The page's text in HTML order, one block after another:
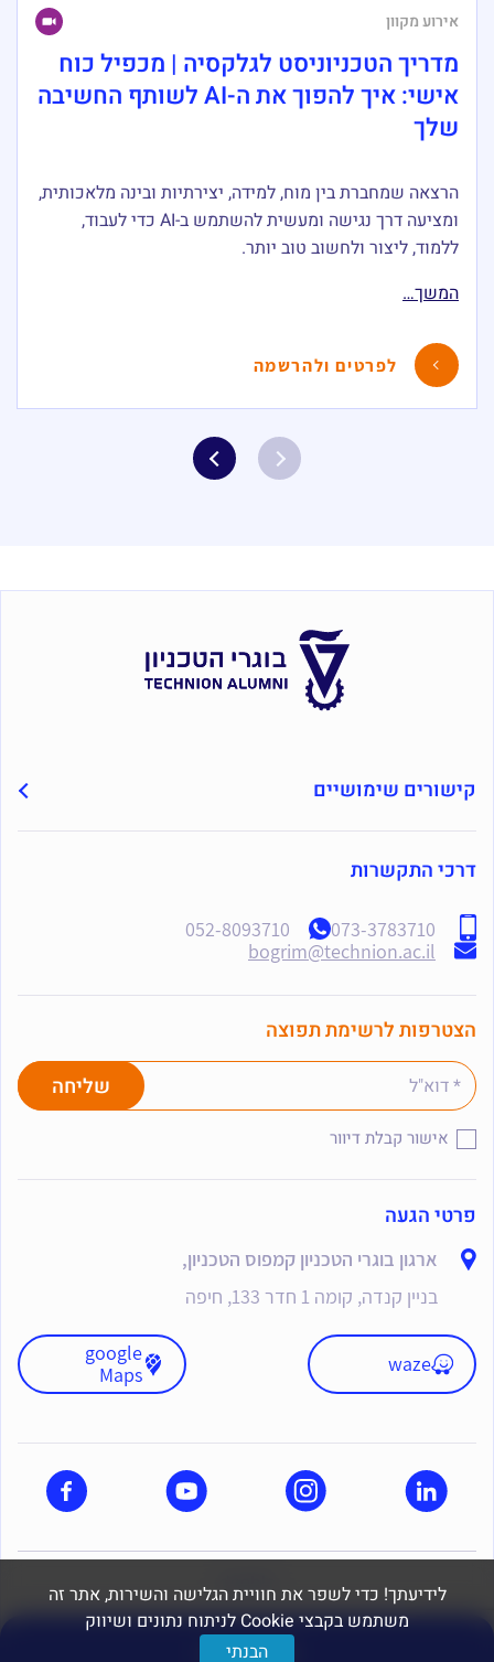
אירוע מקוון
מדריך הטכניוניסט לגלקסיה | מכפיל כוח
אישי: איך להפוך את ה-AI לשותף החשיבה
שלך
הרצאה שמחברת בין מוח, למידה, יצירתיות ובינה מלאכותית,
ומציעה דרך נגישה ומעשית להשתמש ב-AI כדי לעבוד,
ללמוד, ליצור ולחשוב טוב יותר.
המשך…
לפרטים ולהרשמה
יצירת קשר
קישורים שימושיים
פרטי הגעה
ארגון בוגרי הטכניון קמפוס הטכניון,
בניין קנדה, קומה 1 חדר 133, חיפה
waze
google
Maps
דרכי התקשרות
073-3783710
052-8093710
bogrim@technion.ac.il
הצטרפות לרשימת תפוצה
אישור קבלת דיוור
לידיעתך! כדי לשפר את חוויית הגלישה והשירות, אתר זה
משתמש בקבצי Cookie לניתוח נתונים ושיווק
הבנתי